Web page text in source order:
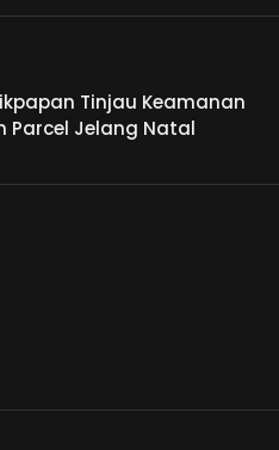
Tinjau Keamanan
Parcel Jelang Natal